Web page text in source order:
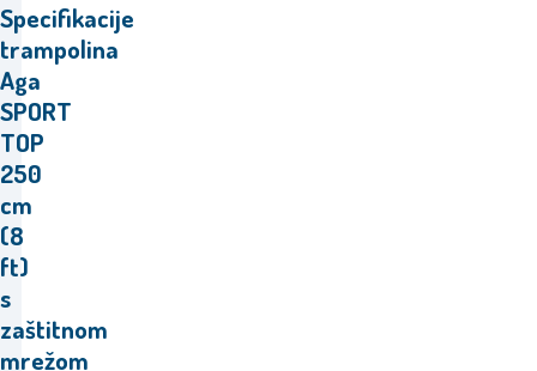
Specifikacije
trampolina
Aga
SPORT
TOP
250
cm
(8
ft)
s
zaštitnom
mrežom